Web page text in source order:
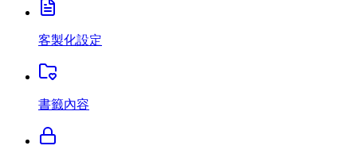
客製化設定
書籤內容